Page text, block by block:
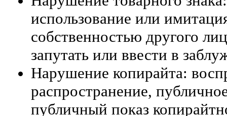
использование или
собственностью другого
запутать или ввести в
Нарушение копирайта:
распространение,
публичный показ